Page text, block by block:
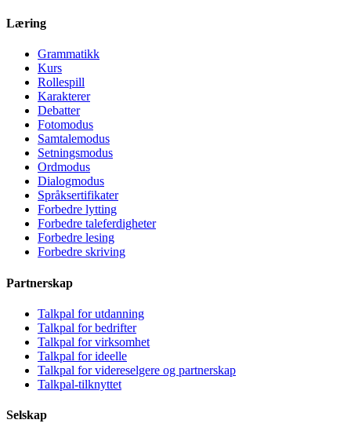
Læring
Grammatikk
Kurs
Rollespill
Karakterer
Debatter
Fotomodus
Samtalemodus
Setningsmodus
Ordmodus
Dialogmodus
Språksertifikater
Forbedre lytting
Forbedre taleferdigheter
Forbedre lesing
Forbedre skriving
Partnerskap
Talkpal for utdanning
Talkpal for bedrifter
Talkpal for virksomhet
Talkpal for ideelle
Talkpal for videreselgere og partnerskap
Talkpal-tilknyttet
Selskap